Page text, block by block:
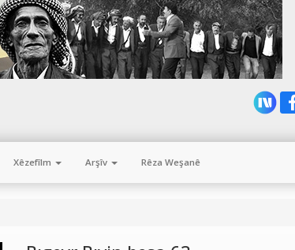
Xêzefîlm Arşîv Rêza Weşanê